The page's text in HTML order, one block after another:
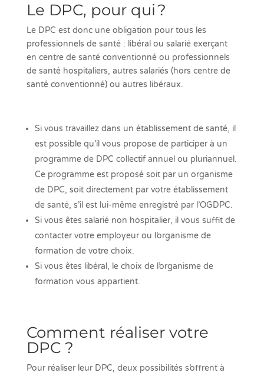
Le DPC, pour qui ?
Le DPC est donc une obligation pour tous les
professionnels de santé : libéral ou salarié exerçant
en centre de santé conventionné ou professionnels
de santé hospitaliers, autres salariés (hors centre de
santé conventionné) ou autres libéraux.
Si vous travaillez dans un établissement de santé, il
est possible qu’il vous propose de participer à un
programme de DPC collectif annuel ou pluriannuel.
Ce programme est proposé soit par un organisme
de DPC, soit directement par votre établissement
de santé, s’il est lui-même enregistré par l’OGDPC.
Si vous êtes salarié non hospitalier, il vous suffit de
contacter votre employeur ou l’organisme de
formation de votre choix.
Si vous êtes libéral, le choix de l’organisme de
formation vous appartient.
Comment réaliser votre
DPC ?
Pour réaliser leur DPC, deux possibilités s’offrent à